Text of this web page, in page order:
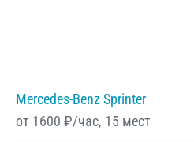
Mercedes-Benz Sprinter
от 1600 ₽/час, 15 мест